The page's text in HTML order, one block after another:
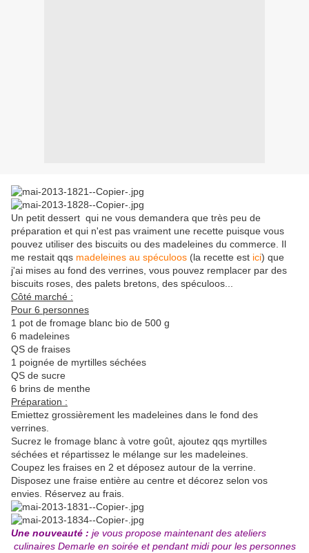
Un petit dessert qui ne vous demandera que très peu de
préparation et qui n'est pas vraiment une recette puisque vous
pouvez utiliser des biscuits ou des madeleines du commerce. Il
me restait qqs madeleines au spéculoos (la recette est ici) que
j'ai mises au fond des verrines, vous pouvez remplacer par des
biscuits roses, des palets bretons, des spéculoos...
Côté marché :
Pour 6 personnes
1 pot de fromage blanc bio de 500 g
6 madeleines
QS de fraises
1 poignée de myrtilles séchées
QS de sucre
6 brins de menthe
Préparation :
Emiettez grossièrement les madeleines dans le fond des
verrines.
Sucrez le fromage blanc à votre goût, ajoutez qqs myrtilles
séchées et répartissez le mélange sur les madeleines.
Coupez les fraises en 2 et déposez autour de la verrine.
Disposez une fraise entière au centre et décorez selon vos
envies. Réservez au frais.
Une nouveauté : je vous propose maintenant des ateliers
culinaires Demarle en soirée et pendant midi pour les personnes